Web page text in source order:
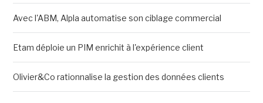
Avec l'ABM, Alpla automatise son ciblage commercial
Etam déploie un PIM enrichit à l'expérience client
Olivier&Co rationnalise la gestion des données clients